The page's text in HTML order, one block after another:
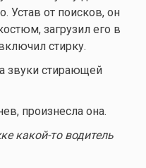
Устав от поисков, он
загрузил его в
стирку.
звуки стирающей
произнесла она.
какой-товодитель